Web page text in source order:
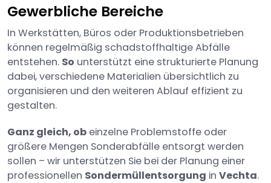
Gewerbliche Bereiche
In Werkstätten, Büros oder Produktionsbetrieben
können regelmäßig schadstoffhaltige Abfälle
entstehen. So unterstützt eine strukturierte Planung
dabei, verschiedene Materialien übersichtlich zu
organisieren und den weiteren Ablauf effizient zu
gestalten.
Ganz gleich, ob einzelne Problemstoffe oder
größere Mengen Sonderabfälle entsorgt werden
sollen – wir unterstützen Sie bei der Planung einer
professionellen Sondermüllentsorgung in Vechta.